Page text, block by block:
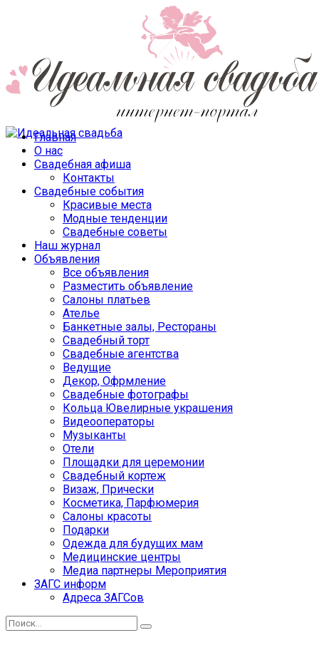
Главная
О нас
Свадебная афиша
Контакты
Свадебные события
Красивые места
Модные тенденции
Свадебные советы
Наш журнал
Объявления
Все объявления
Разместить объявление
Салоны платьев
Ателье
Банкетные залы, Рестораны
Свадебный торт
Свадебные агентства
Ведущие
Декор, Офрмление
Свадебные фотографы
Кольца Ювелирные украшения
Видеооператоры
Музыканты
Отели
Площадки для церемонии
Свадебный кортеж
Визаж, Прически
Косметика, Парфюмерия
Салоны красоты
Подарки
Одежда для будущих мам
Медицинские центры
Медиа партнеры Мероприятия
ЗАГС информ
Адреса ЗАГСов